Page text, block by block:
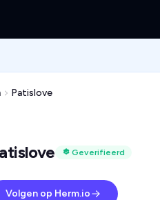
Patislove
Geverifieerd
Volgen op Herm.io